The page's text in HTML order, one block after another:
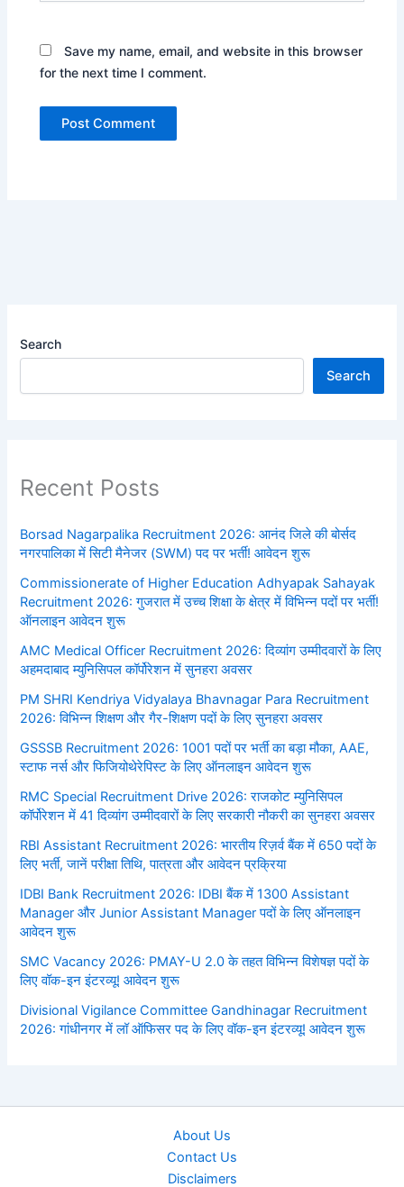
Save my name, email, and website in this browser
for the next time I comment.
Search
Search
Recent Posts
Borsad Nagarpalika Recruitment 2026: आनंद जिले की बोर्सद
नगरपालिका में सिटी मैनेजर (SWM) पद पर भर्ती! आवेदन शुरू
Commissionerate of Higher Education Adhyapak Sahayak
Recruitment 2026: गुजरात में उच्च शिक्षा के क्षेत्र में विभिन्न पदों पर भर्ती!
ऑनलाइन आवेदन शुरू
AMC Medical Officer Recruitment 2026: दिव्यांग उम्मीदवारों के लिए
अहमदाबाद म्युनिसिपल कॉर्पोरेशन में सुनहरा अवसर
PM SHRI Kendriya Vidyalaya Bhavnagar Para Recruitment
2026: विभिन्न शिक्षण और गैर-शिक्षण पदों के लिए सुनहरा अवसर
GSSSB Recruitment 2026: 1001 पदों पर भर्ती का बड़ा मौका, AAE,
स्टाफ नर्स और फिजियोथेरेपिस्ट के लिए ऑनलाइन आवेदन शुरू
RMC Special Recruitment Drive 2026: राजकोट म्युनिसिपल
कॉर्पोरेशन में 41 दिव्यांग उम्मीदवारों के लिए सरकारी नौकरी का सुनहरा अवसर
RBI Assistant Recruitment 2026: भारतीय रिज़र्व बैंक में 650 पदों के
लिए भर्ती, जानें परीक्षा तिथि, पात्रता और आवेदन प्रक्रिया
IDBI Bank Recruitment 2026: IDBI बैंक में 1300 Assistant
Manager और Junior Assistant Manager पदों के लिए ऑनलाइन
आवेदन शुरू
SMC Vacancy 2026: PMAY-U 2.0 के तहत विभिन्न विशेषज्ञ पदों के
लिए वॉक-इन इंटरव्यू! आवेदन शुरू
Divisional Vigilance Committee Gandhinagar Recruitment
2026: गांधीनगर में लॉ ऑफिसर पद के लिए वॉक-इन इंटरव्यू! आवेदन शुरू
About Us
Contact Us
Disclaimers